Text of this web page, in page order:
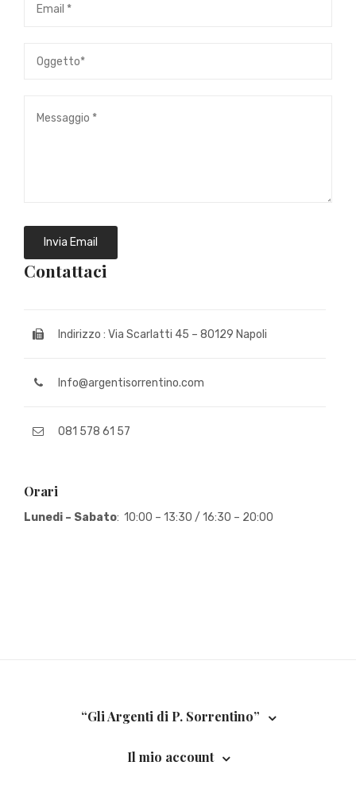
Contattaci
Indirizzo : Via Scarlatti 45 – 80129 Napoli
Info@argentisorrentino.com
081 578 61 57
Orari
Lunedi – Sabato: 10:00 – 13:30 / 16:30 – 20:00
“Gli Argenti di P. Sorrentino”
Il mio account